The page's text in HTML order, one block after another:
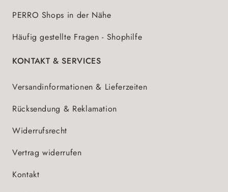
PERRO Shops in der Nähe
Häufig gestellte Fragen - Shophilfe
KONTAKT & SERVICES
Versandinformationen & Lieferzeiten
Rücksendung & Reklamation
Widerrufsrecht
Vertrag widerrufen
Kontakt